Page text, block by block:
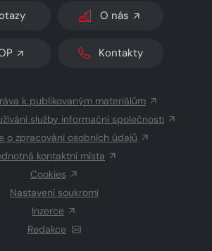
O nás
Kontakty
k publikovaným materiálům
služby informační společnosti
o zpracování osobních údajů
kontaktní místa
Cookies
Nastavení soukromí
Inzerce
Redakce